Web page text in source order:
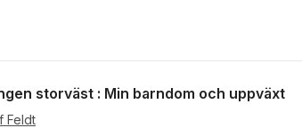
storväst : Min barndom och uppväxt
Feldt